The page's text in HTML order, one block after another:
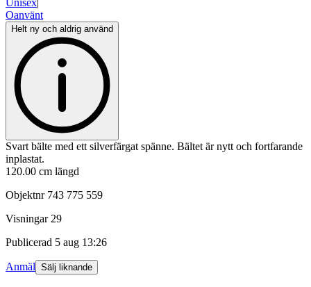
Unisex|
Oanvänt
Helt ny och aldrig använd
Svart bälte med ett silverfärgat spänne. Bältet är nytt och fortfarande
inplastat.
120.00 cm längd
Objektnr 743 775 559
Visningar 29
Publicerad 5 aug 13:26
Anmäl Sälj liknande